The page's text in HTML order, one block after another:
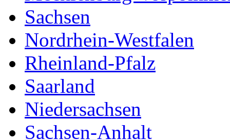
Sachsen
Nordrhein-Westfalen
Rheinland-Pfalz
Saarland
Niedersachsen
Sachsen-Anhalt